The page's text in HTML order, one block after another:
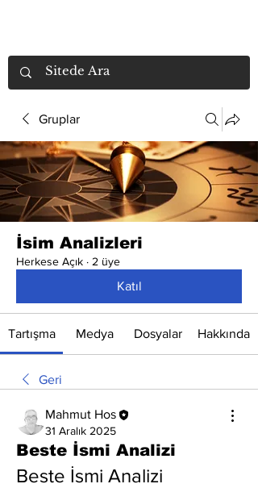
Gruplar
İsim Analizleri
Herkese Açık · 2 üye
Katıl
Tartışma Medya Dosyalar Hakkında
Geri
Mahmut Hos
31 Aralık 2025
Beste İsmi Analizi
Beste İsmi Analizi